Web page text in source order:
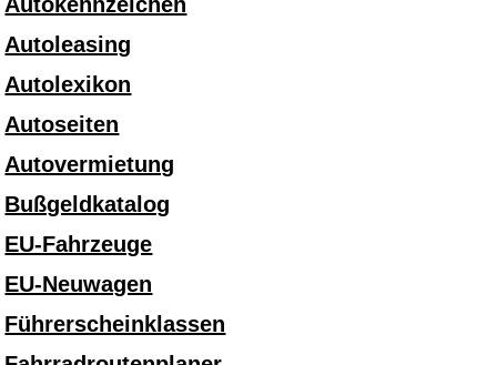
Autoleasing
Autolexikon
Autoseiten
Autovermietung
Bußgeldkatalog
EU-Fahrzeuge
EU-Neuwagen
Führerscheinklassen